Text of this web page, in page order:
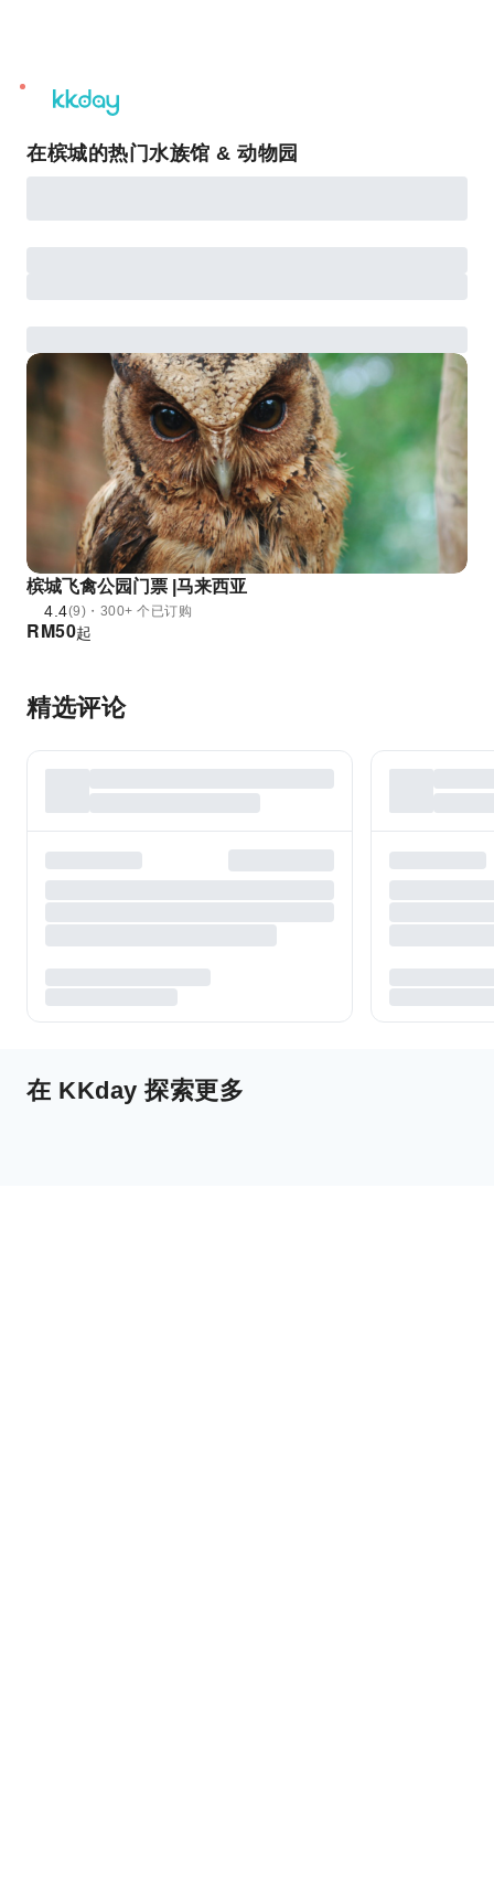
unread
notifications
在槟城的热门水族馆 & 动物园
槟城飞禽公园门票 |马来西亚
4.4(9)・300+ 个已订购
RM50起
精选评论
在 KKday 探索更多